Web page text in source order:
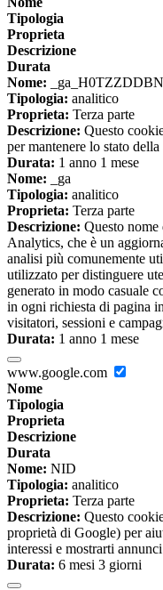
Tipologia
Proprieta
Descrizione
Durata
Nome:
Tipologia: analitico
Proprieta: Terza parte
Descrizione: Questo
per mantenere lo stato della
Durata: 1 anno 1 mese
Nome: _ga
Tipologia: analitico
Proprieta: Terza parte
Descrizione: Questo
Analytics, che è un
analisi più comunemente
utilizzato per distinguere
generato in modo casuale
in ogni richiesta di pagina
visitatori, sessioni e
Durata: 1 anno 1 mese
www.google.com
Nome
Tipologia
Proprieta
Descrizione
Durata
Nome: NID
Tipologia: analitico
Proprieta: Terza parte
Descrizione: Questo
proprietà di Google) per
interessi e mostrarti
Durata: 6 mesi 3 giorni